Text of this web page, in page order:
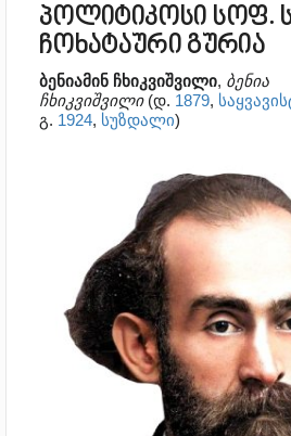
პოლიტიკოსი სოფ.
ჩოხატაური გურია
ბენიამინ ჩხიკვიშვილი, ბენია
ჩხიკვიშვილი(დ. 1879,
გ. 1924, სუზდალი)